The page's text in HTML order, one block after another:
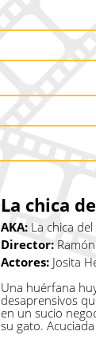
La chica
AKA:La chica
Director:
Actores: Josita
Una huérfana
desaprensivos
en un sucio
su gato.